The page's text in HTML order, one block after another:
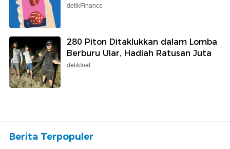
detikFinance
280 Piton Ditaklukkan dalam Lomba
Berburu Ular, Hadiah Ratusan Juta
detikInet
Berita Terpopuler